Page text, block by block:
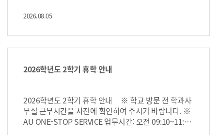
다시 만나게 되어 매우 반갑고 기쁩니다. 다가오는 복학
리오니 꼭 확인하신 후 정해진 기간 내에 신청해 주시기
바랍니다. 복학신청(조기복학 제외)은 학교방문 없이 온
인하여 주시기 바랍니다. 1. 절차안내: 인트라넷 접속 -
사무실에 원본 제출(우편, 개강 후 제출 가능) 2. 휴학생
복학접수기간: 8월 18일(화) 11시 ~ 9월 28일(월) 12시
3. 휴학생 복학신청 제출서류 및 유의사항 가. 복학신
2026.08.05
2026학년도 2학기 휴학 안내
2026학년도 2학기 휴학 안내 ※ 학교 방문 전 학과사
무실 근무시간을 사전에 확인하여 주시기 바랍니다. ※
AU ONE-STOP SERVICE 업무시간: 오전 09:10~11:50